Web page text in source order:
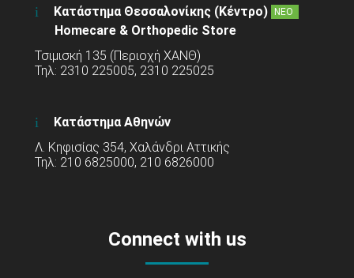
Κατάστημα Θεσσαλονίκης (Κέντρο) ΝΕΟ
Homecare & Orthopedic Store
Τσιμισκή 135 (Περιοχή ΧΑΝΘ)
Τηλ: 2310 225005, 2310 225025
Κατάστημα Αθηνών
Λ. Κηφισίας 354, Χαλάνδρι Αττικής
Τηλ: 210 6825000, 210 6826000
Connect with us